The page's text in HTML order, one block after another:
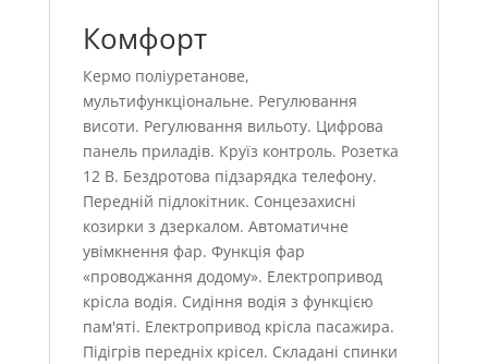
Комфорт
Кермо поліуретанове,
мультифункціональне. Регулювання
висоти. Регулювання вильоту. Цифрова
панель приладів. Круїз контроль. Розетка
12 В. Бездротова підзарядка телефону.
Передній підлокітник. Сонцезахисні
козирки з дзеркалом. Автоматичне
увімкнення фар. Функція фар
«проводжання додому». Електропривод
крісла водія. Сидіння водія з функцією
пам'яті. Електропривод крісла пасажира.
Підігрів передніх крісел. Складані спинки